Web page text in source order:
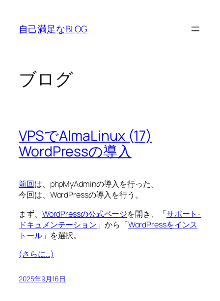
自己満足なBLOG
ブログ
VPSでAlmaLinux (17)
WordPressの導入
前回は、phpMyAdminの導入を行った。
今回は、WordPressの導入を行う。
まず、 WordPressの公式ページを開き、「サポート-
ドキュメンテーション 」から「WordPressをインス
トール」を選択。
(さらに…)
2025年9月16日